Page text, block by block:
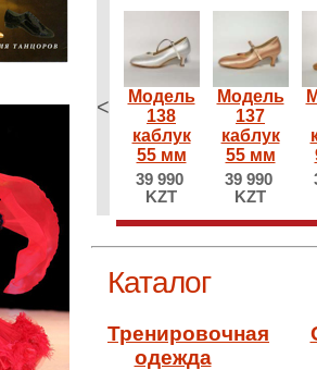
<
Модель
138
каблук
55 мм
39 990
KZT
Модель
137
каблук
55 мм
39 990
KZT
Каталог
Тренировочная
одежда